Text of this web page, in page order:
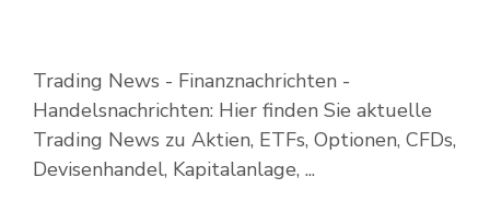
Trading News - Finanznachrichten -
Handelsnachrichten: Hier finden Sie aktuelle
Trading News zu Aktien, ETFs, Optionen, CFDs,
Devisenhandel, Kapitalanlage, ...